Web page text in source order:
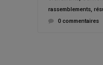
rassemblements,
0 commentaires